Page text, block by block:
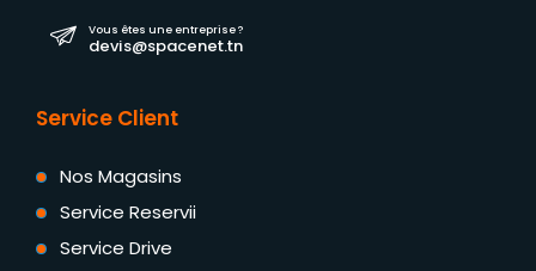
Vous êtes une entreprise ?
devis@spacenet.tn
Service Client
Nos Magasins
Service Reservii
Service Drive